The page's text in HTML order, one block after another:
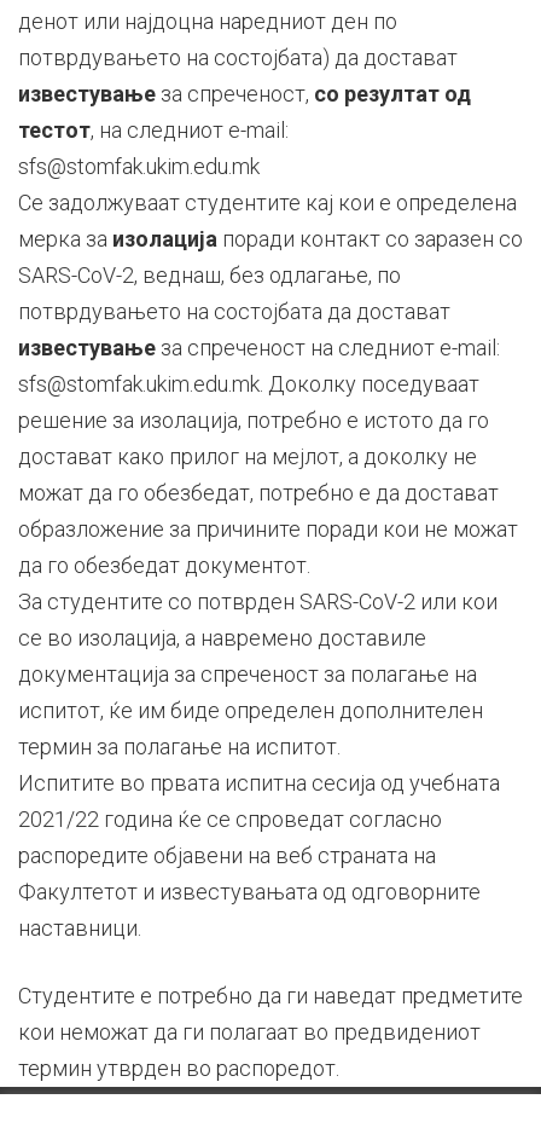
денот или најдоцна наредниот ден по
потврдувањето на состојбата) да достават
известување за спреченост, со резултат од
тестот, на следниот e-mail:
sfs@stomfak.ukim.edu.mk
Се задолжуваат студентите кај кои е определена
мерка за изолација поради контакт со заразен со
SARS-CoV-2, веднаш, без одлагање, по
потврдувањето на состојбата да достават
известување за спреченост на следниот e-mail:
sfs@stomfak.ukim.edu.mk. Доколку поседуваат
решение за изолација, потребно е истото да го
достават како прилог на мејлот, а доколку не
можат да го обезбедат, потребно е да достават
образложение за причините поради кои не можат
да го обезбедат документот.
За студентите со потврден SARS-CoV-2 или кои
се во изолација, а навремено доставиле
документација за спреченост за полагање на
испитот, ќе им биде определен дополнителен
термин за полагање на испитот.
Испитите во првата испитна сесија од учебната
2021/22 година ќе се спроведат согласно
распоредите објавени на веб страната на
Факултетот и известувањата од одговорните
наставници.
Студентите е потребно да ги наведат предметите
кои неможат да ги полагаат во предвидениот
термин утврден во распоредот.